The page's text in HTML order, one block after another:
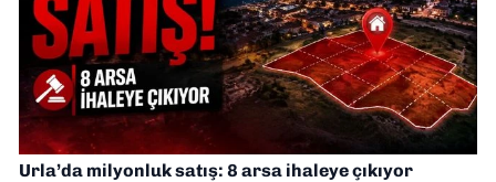
Urla’da milyonluk satış: 8 arsa ihaleye çıkıyor